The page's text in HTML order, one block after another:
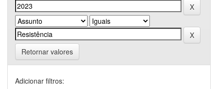
Retornar valores
Adicionar filtros: